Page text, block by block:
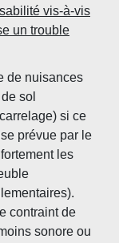
vis-à-vis
un trouble
de nuisances
sol
si ce
prévue par le
les
contraint de
sonore ou